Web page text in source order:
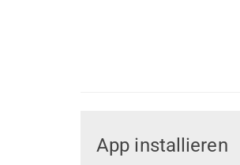
App installieren